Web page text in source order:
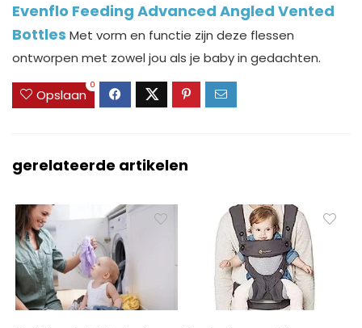
Evenflo Feeding Advanced Angled Vented
Bottles Met vorm en functie zijn deze flessen
ontworpen met zowel jou als je baby in gedachten.
Opslaan
0
gerelateerde artikelen